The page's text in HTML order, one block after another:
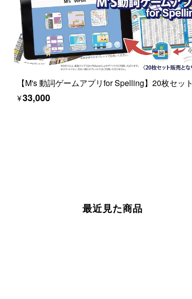
【M's 動詞ゲームアプリfor Spelling】20枚セット
¥33,000
最近見た商品